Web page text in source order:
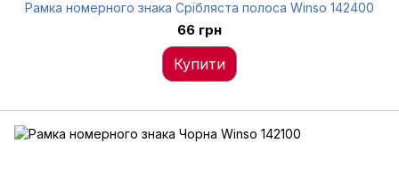
Рамка номерного знака Срібляста полоса Winso 142400
66 грн
Купити